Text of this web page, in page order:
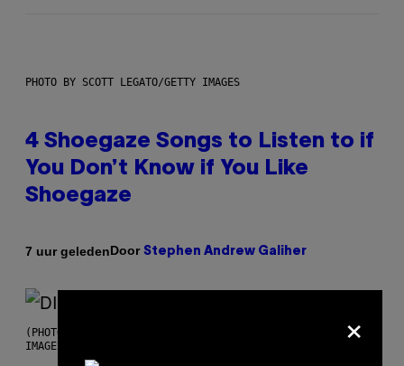
PHOTO BY SCOTT LEGATO/GETTY IMAGES
4 Shoegaze Songs to Listen to if
You Don’t Know if You Like
Shoegaze
7 uur geledenDoor Stephen Andrew Galiher
(PHOTO BY ROBERTO PANUCCI – CORBIS/CORBIS VIA GETTY
IMAGES)
×